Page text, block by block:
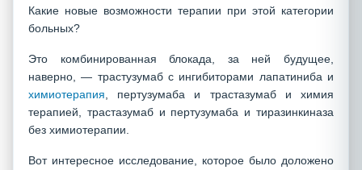
Какие новые возможности терапии при этой категории
больных?
Это комбинированная блокада, за ней будущее,
наверно, — трастузумаб с ингибиторами лапатиниба и
химиотерапия , пертузумаба и трастазумаб и химия
терапией, трастазумаб и пертузумаба и тиразинкиназа
без химиотерапии.
Вот интересное исследование, которое было доложено